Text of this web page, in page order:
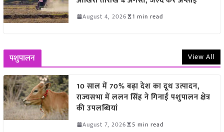
August 4, 2026 1 min read
पशुपालन View All
10 साल में 70% बढ़ा देश का दूध उत्पादन,
राज्यसभा में ललन सिंह ने गिनाईं पशुपालन क्षेत्र
की उपलब्धियां
August 7, 2026 5 min read